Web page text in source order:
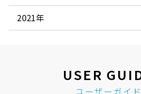
2021年
USER
ユーザーガイド